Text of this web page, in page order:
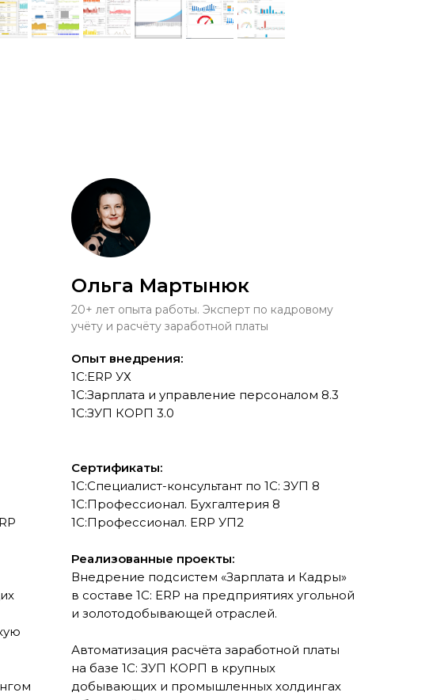
Ольга Мартынюк
20+ лет опыта работы. Эксперт по кадровому
учёту и расчёту заработной платы
Опыт внедрения:
1С:ERP УХ
1С:Зарплата и управление персоналом 8.3
1С:ЗУП КОРП 3.0
Сертификаты:
1С:Специалист-консультант по 1С: ЗУП 8
1С:Профессионал. Бухгалтерия 8
1С:Профессионал. ERP УП2
Реализованные проекты:
Внедрение подсистем «Зарплата и Кадры»
в составе 1С: ERP на предприятиях угольной
и золотодобывающей отраслей.
Автоматизация расчёта заработной платы
на базе 1С: ЗУП КОРП в крупных
добывающих и промышленных холдингах